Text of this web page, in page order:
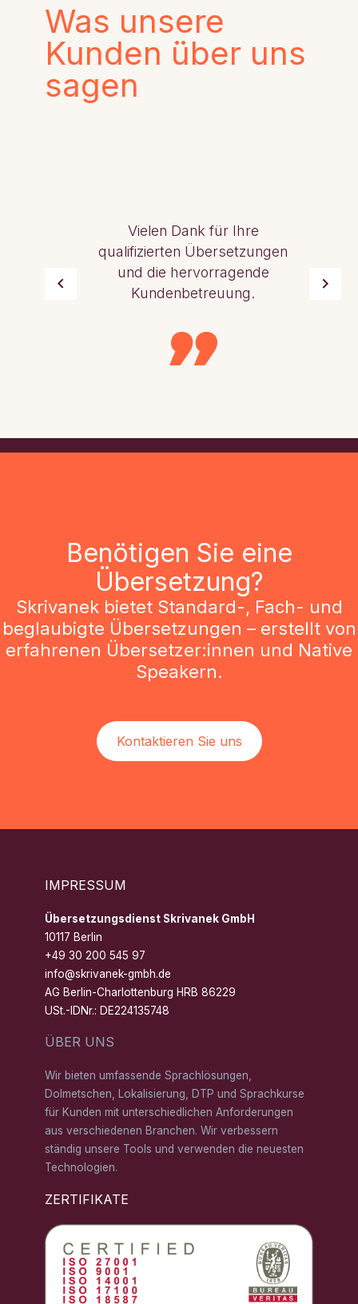
Was unsere
Kunden über uns
sagen
Vielen Dank für Ihre
qualifizierten Übersetzungen
und die hervorragende
Kundenbetreuung.
Benötigen Sie eine
Übersetzung?
Skrivanek bietet Standard-, Fach- und
beglaubigte Übersetzungen – erstellt von
erfahrenen Übersetzer:innen und Native
Speakern.
Kontaktieren Sie uns
IMPRESSUM
Übersetzungsdienst Skrivanek GmbH
10117 Berlin
+49 30 200 545 97
info@skrivanek-gmbh.de
AG Berlin-Charlottenburg HRB 86229
USt.-IDNr.: DE224135748
ÜBER UNS
Wir bieten umfassende Sprachlösungen,
Dolmetschen, Lokalisierung, DTP und Sprachkurse
für Kunden mit unterschiedlichen Anforderungen
aus verschiedenen Branchen. Wir verbessern
ständig unsere Tools und verwenden die neuesten
Technologien.
ZERTIFIKATE